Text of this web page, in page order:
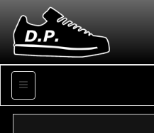
منو